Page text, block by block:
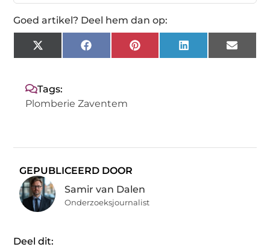
Goed artikel? Deel hem dan op:
X
(Twitter)
FacebookPinterestLinkedIn Email
Tags:
Plomberie Zaventem
GEPUBLICEERD DOOR
Samir van Dalen
Onderzoeksjournalist
Deel dit: